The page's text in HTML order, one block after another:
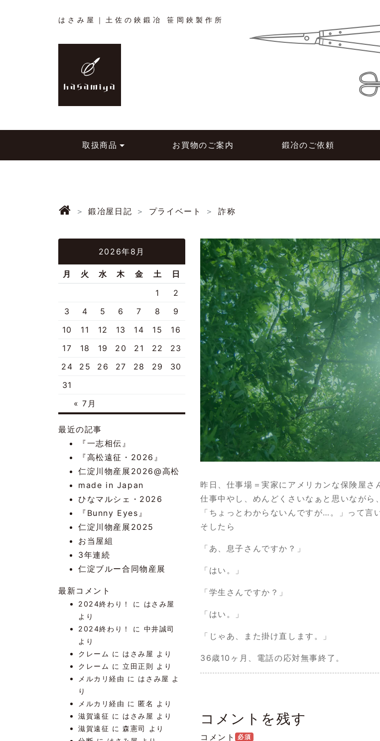
はさみ屋｜土佐の鋏鍛冶 笹岡鋏製作所
取扱商品 お買物のご案内 鍛冶のご依頼
鍛冶屋日記 プライベート 詐称
昨日、仕事場＝実家にアメリカンな保険屋さ
仕事中やし、めんどくさいなぁと思いなが
「ちょっとわからないんですが…。」って言
そしたら
「あ、息子さんですか？」
「はい。」
「学生さんですか？」
「はい。」
「じゃあ、また掛け直します。」
36歳10ヶ月、電話の応対無事終了。
コメントを残す
コメント 必須
2026年8月
月 火 水 木 金 土 日
« 7月
1
2
3
4 5 6 7 8
9
10
11 12 13 14 15
16
17
18 19 20 21 22
23
24
25 26 27 28 29
30
31
最近の記事
『一志相伝』
『高松遠征・2026』
仁淀川物産展2026@高松
made in Japan
ひなマルシェ・2026
『Bunny Eyes』
仁淀川物産展2025
お当屋組
3年連続
仁淀ブルー合同物産展
最新コメント
2024終わり！ に はさみ屋
より
2024終わり！
に 中井誠司
より
クレーム に はさみ屋 より
クレーム に 立田正則 より
メルカリ経由 に はさみ屋 よ
り
メルカリ経由 に匿名
より
滋賀遠征 に はさみ屋 より
滋賀遠征 に森憲司
より